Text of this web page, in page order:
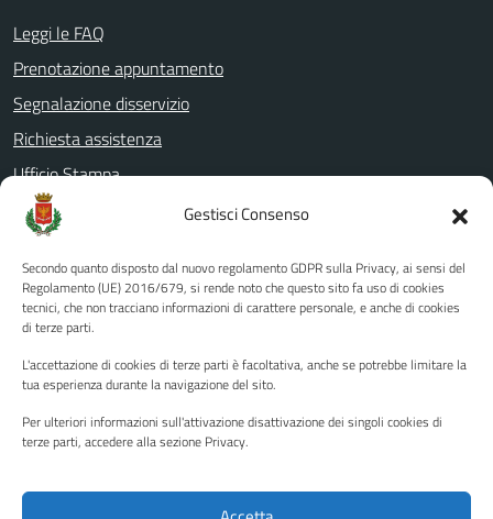
Gestisci Consenso
Secondo quanto disposto dal nuovo regolamento GDPR sulla Privacy, ai sensi del
Regolamento (UE) 2016/679, si rende noto che questo sito fa uso di cookies
tecnici, che non tracciano informazioni di carattere personale, e anche di cookies
di terze parti.
L'accettazione di cookies di terze parti è facoltativa, anche se potrebbe limitare la
tua esperienza durante la navigazione del sito.
Per ulteriori informazioni sull'attivazione disattivazione dei singoli cookies di
terze parti, accedere alla sezione Privacy.
Leggi le FAQ
Prenotazione appuntamento
Segnalazione disservizio
Richiesta assistenza
Ufficio Stampa
Amministrazione Trasparente
Albo pretorio
Informativa privacy
Note legali
Piano di miglioramento del sito
Instagram